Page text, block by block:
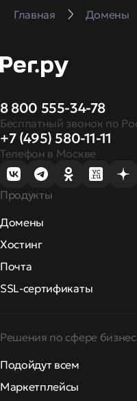
Главная Домены
8 800 555-34-78
Бесплатный звонок по
+7 (495) 580-11-11
Телефон в Москве
Продукты
Домены
Хостинг
Почта
SSL-сертификаты
Решения по сфере
Подойдут всем
Маркетплейсы